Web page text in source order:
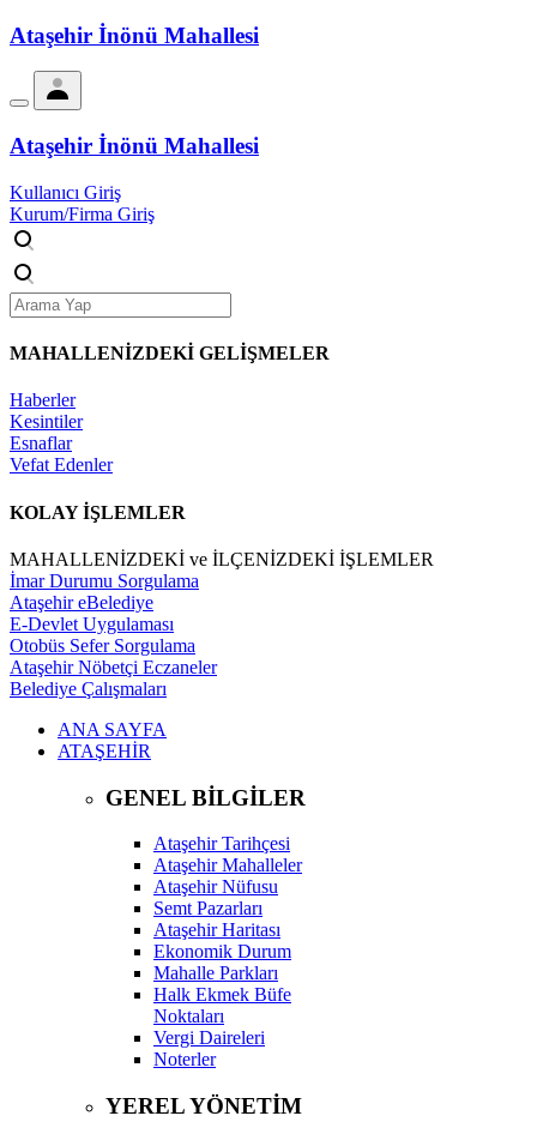
Ataşehir İnönü Mahallesi
Ataşehir İnönü Mahallesi
Kullanıcı Giriş
Kurum/Firma Giriş
MAHALLENİZDEKİ GELİŞMELER
Haberler
Kesintiler
Esnaflar
Vefat Edenler
KOLAY İŞLEMLER
MAHALLENİZDEKİ ve İLÇENİZDEKİ İŞLEMLER
İmar Durumu Sorgulama
Ataşehir eBelediye
E-Devlet Uygulaması
Otobüs Sefer Sorgulama
Ataşehir Nöbetçi Eczaneler
Belediye Çalışmaları
ANA SAYFA
ATAŞEHİR
GENEL BİLGİLER
Ataşehir Tarihçesi
Ataşehir Mahalleler
Ataşehir Nüfusu
Semt Pazarları
Ataşehir Haritası
Ekonomik Durum
Mahalle Parkları
Halk Ekmek Büfe
Noktaları
Vergi Daireleri
Noterler
YEREL YÖNETİM